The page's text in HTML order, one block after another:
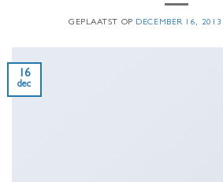
GEPLAATST OP DECEMBER 16, 2013
16
dec